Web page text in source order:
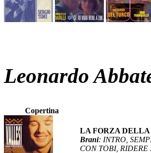
Leonardo
Copertina
LA FORZA
Brani: INTRO,
CON TOBI,